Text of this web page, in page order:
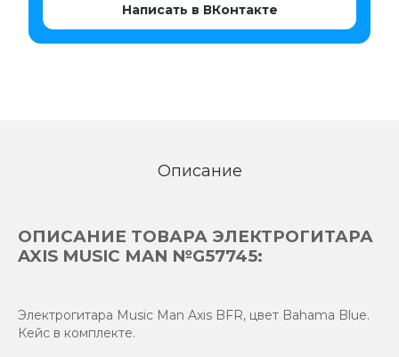
Написать в ВКонтакте
Описание
ОПИСАНИЕ ТОВАРА ЭЛЕКТРОГИТАРА
AXIS MUSIC MAN №G57745:
Электрогитара Music Man Axis BFR, цвет Bahama Blue.
Кейс в комплекте.